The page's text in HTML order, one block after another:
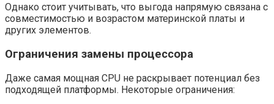
Однако стоит учитывать, что выгода напрямую связана с
совместимостью и возрастом материнской платы и
других элементов.
Ограничения замены процессора
Даже самая мощная CPU не раскрывает потенциал без
подходящей платформы. Некоторые ограничения: